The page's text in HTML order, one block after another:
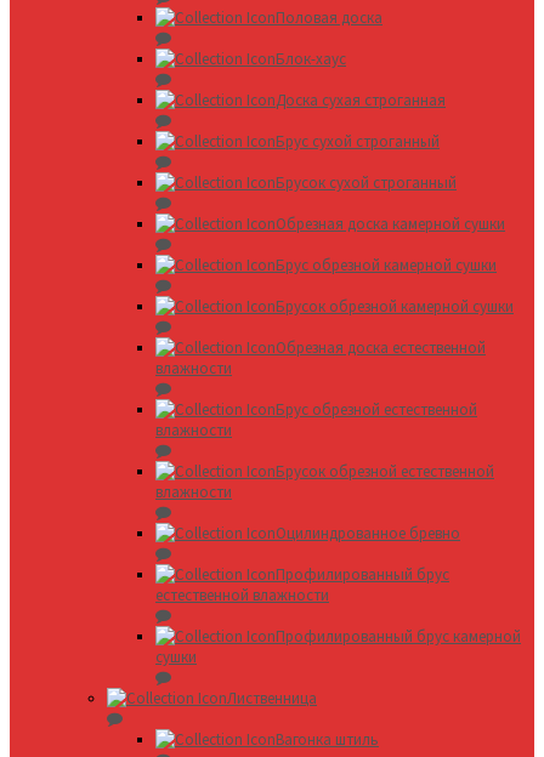
Половая доска
Блок-хаус
Доска сухая строганная
Брус сухой строганный
Брусок сухой строганный
Обрезная доска камерной сушки
Брус обрезной камерной сушки
Брусок обрезной камерной сушки
Обрезная доска естественной
влажности
Брус обрезной естественной
влажности
Брусок обрезной естественной
влажности
Оцилиндрованное бревно
Профилированный брус
естественной влажности
Профилированный брус камерной
сушки
Лиственница
Вагонка штиль